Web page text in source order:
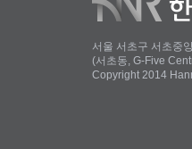
서울 서초구 서초중
(서초동, G-Five
Copyright 2014